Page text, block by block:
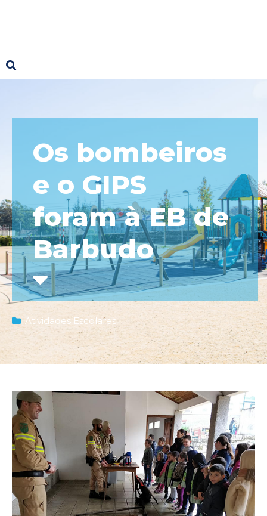
Os bombeiros
e o GIPS
foram à EB de
Barbudo
Atividades Escolares